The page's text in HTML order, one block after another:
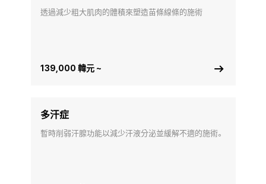
透過減少粗大肌肉的體積來塑造苗條線條的施術
139,000 韓元 ~
多汗症
暫時削弱汗腺功能以減少汗液分泌並緩解不適的施術。